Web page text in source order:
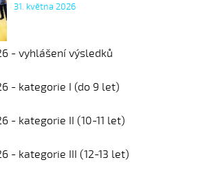
31. května 2026
- vyhlášení výsledků
- kategorie I (do 9 let)
- kategorie II (10-11 let)
- kategorie III (12-13 let)